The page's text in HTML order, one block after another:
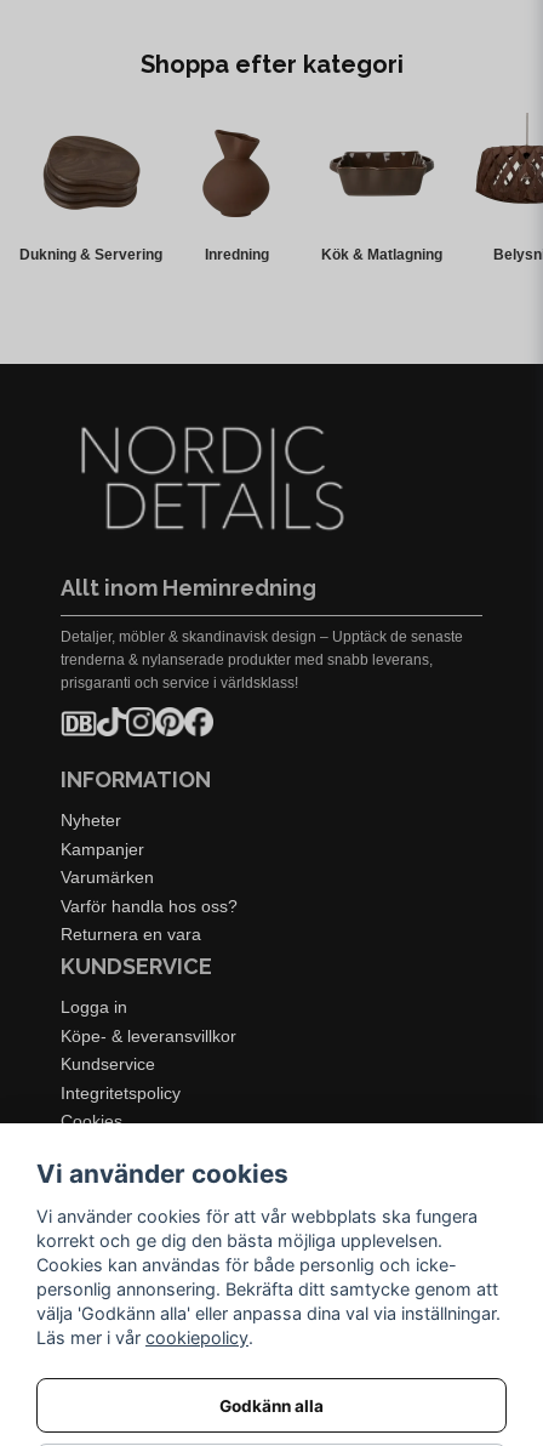
Shoppa efter kategori
Dukning & Servering Inredning Kök & Matlagning
Allt inom Heminredning
Detaljer, möbler & skandinavisk design – Upptäck de senaste
trenderna & nylanserade produkter med snabb leverans,
prisgaranti och service i världsklass!
INFORMATION
Nyheter
Kampanjer
Varumärken
Varför handla hos oss?
Returnera en vara
KUNDSERVICE
Logga in
Köpe- & leveransvillkor
Kundservice
Integritetspolicy
Cookies
SORTIMENT
Dukning & Servering
Inredning
Kök & Matlagning
Belysning
Textil & Mattor
Vi använder cookies
Vi använder cookies för att vår webbplats ska fungera
korrekt och ge dig den bästa möjliga upplevelsen.
Cookies kan användas för både personlig och icke-
personlig annonsering. Bekräfta ditt samtycke genom att
välja 'Godkänn alla' eller anpassa dina val via inställningar.
Läs mer i vår cookiepolicy.
Godkänn alla